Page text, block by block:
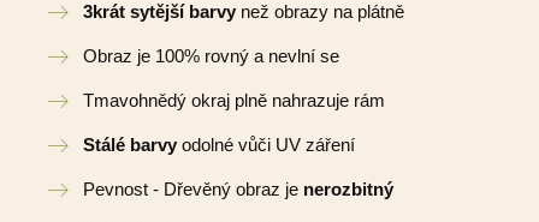
3krát sytější barvy než obrazy na plátně
Obraz je 100% rovný a nevlní se
Tmavohnědý okraj plně nahrazuje rám
Stálé barvy odolné vůči UV záření
Pevnost - Dřevěný obraz je nerozbitný